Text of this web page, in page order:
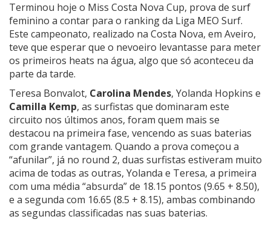
Terminou hoje o Miss Costa Nova Cup, prova de surf
feminino a contar para o ranking da Liga MEO Surf.
Este campeonato, realizado na Costa Nova, em Aveiro,
teve que esperar que o nevoeiro levantasse para meter
os primeiros heats na água, algo que só aconteceu da
parte da tarde.
Teresa Bonvalot, Carolina Mendes, Yolanda Hopkins e
Camilla Kemp, as surfistas que dominaram este
circuito nos últimos anos, foram quem mais se
destacou na primeira fase, vencendo as suas baterias
com grande vantagem. Quando a prova começou a
“afunilar”, já no round 2, duas surfistas estiveram muito
acima de todas as outras, Yolanda e Teresa, a primeira
com uma média “absurda” de 18.15 pontos (9.65 + 8.50),
e a segunda com 16.65 (8.5 + 8.15), ambas combinando
as segundas classificadas nas suas baterias.